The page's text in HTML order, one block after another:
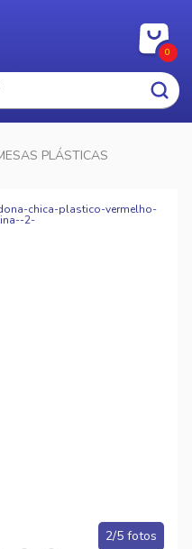
0
PLÁSTICAS
2/5 fotos